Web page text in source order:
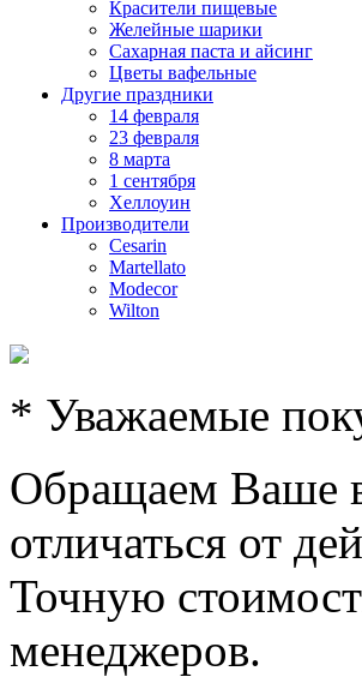
Красители пищевые
Желейные шарики
Сахарная паста и айсинг
Цветы вафельные
Другие праздники
14 февраля
23 февраля
8 марта
1 сентября
Хеллоуин
Производители
Cesarin
Martellato
Modecor
Wilton
* Уважаемые
Обращаем Ваше
отличаться от
Точную
менеджеров.